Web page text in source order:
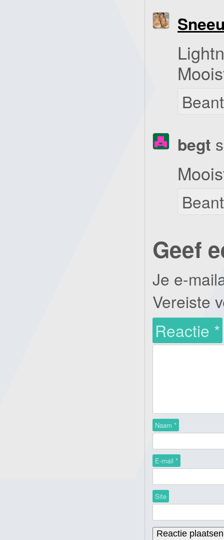
begt
Geef
Je e-
Vereiste
Reactie *
Naam *
E-mail *
Site